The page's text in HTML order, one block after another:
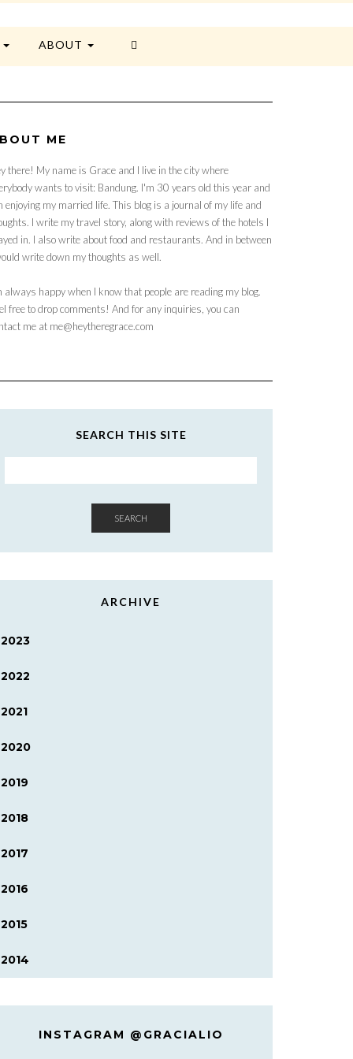
ABOUT
ME
there! My name is Grace and I live in the city where
wants to visit: Bandung. I'm 30 years old this year and
enjoying my married life. This blog is a journal of my life and
I write my travel story, along with reviews of the hotels I
in. I also write about food and restaurants. And in between
write down my thoughts as well.
always happy when I know that people are reading my blog.
free to drop comments! And for any inquiries, you can
me at me@heytheregrace.com
SEARCH THIS SITE
SEARCH
ARCHIVE
2023
2022
2021
2020
2019
2018
2017
2016
2015
2014
INSTAGRAM @GRACIALIO